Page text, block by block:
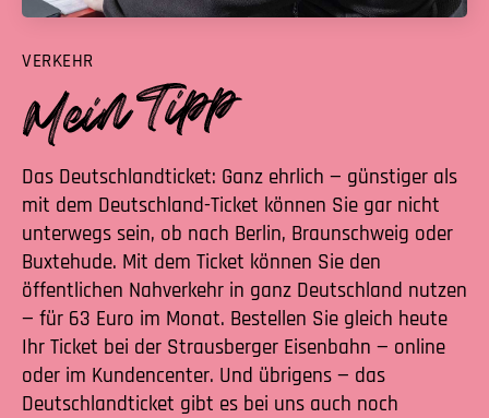
VERKEHR
Das Deutschlandticket: Ganz ehrlich — günstiger als
mit dem Deutschland-Ticket können Sie gar nicht
unterwegs sein, ob nach Berlin, Braunschweig oder
Buxtehude. Mit dem Ticket können Sie den
öffentlichen Nahverkehr in ganz Deutschland nutzen
— für 63 Euro im Monat. Bestellen Sie gleich heute
Ihr Ticket bei der Strausberger Eisenbahn — online
oder im Kundencenter. Und übrigens — das
Deutschlandticket gibt es bei uns auch noch